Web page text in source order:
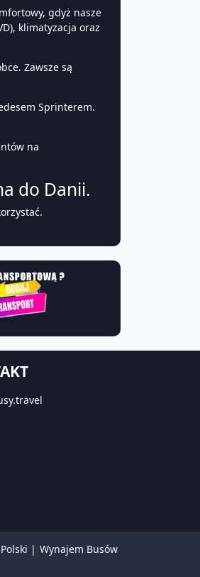
gdyż nasze
klimatyzacja oraz
Zawsze są
Sprinterem.
na
do Danii.
| Wynajem Busów